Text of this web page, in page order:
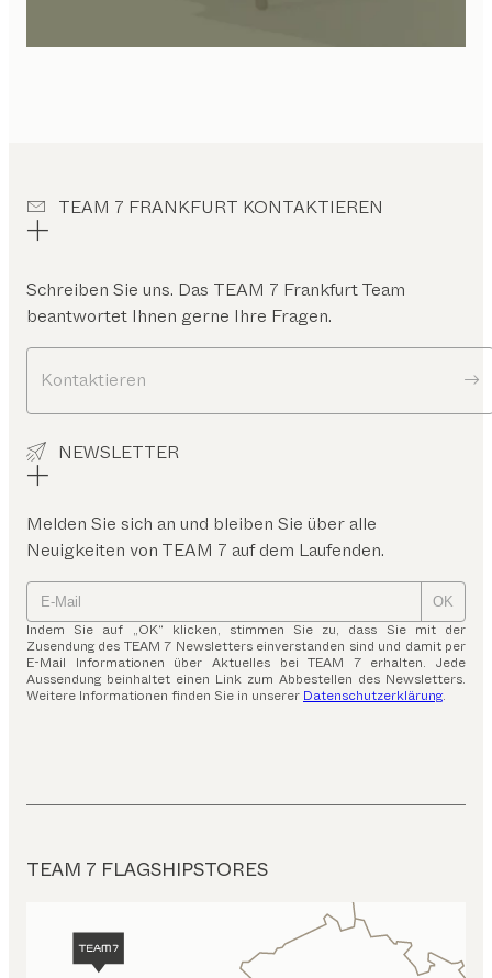
TEAM 7 FRANKFURT KONTAKTIEREN
Schreiben Sie uns. Das TEAM 7 FrankfurtTeam
beantwortet Ihnen gerne Ihre Fragen.
Kontaktieren
NEWSLETTER
Melden Sie sich an und bleiben Sie über alle
Neuigkeiten von TEAM 7 auf dem Laufenden.
OK
Indem Sie auf „OK“ klicken, stimmen Sie zu, dass Sie mit der
Zusendung des TEAM 7 Newsletters einverstanden sind und damit per
E-Mail Informationen über Aktuelles bei TEAM 7 erhalten. Jede
Aussendung beinhaltet einen Link zum Abbestellen des Newsletters.
Weitere Informationen finden Sie in unserer Datenschutzerklärung.
TEAM 7 FLAGSHIPSTORES